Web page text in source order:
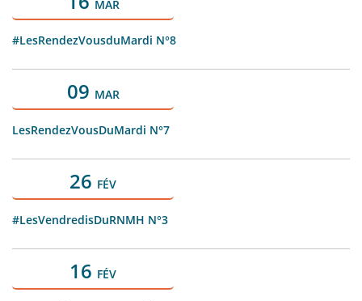
Accueil
ADHÉRER
MAR
#LesRendezVousduMardi N°8
09 MAR
LesRendezVousDuMardi N°7
26 FÉV
#LesVendredisDuRNMH N°3
16 FÉV